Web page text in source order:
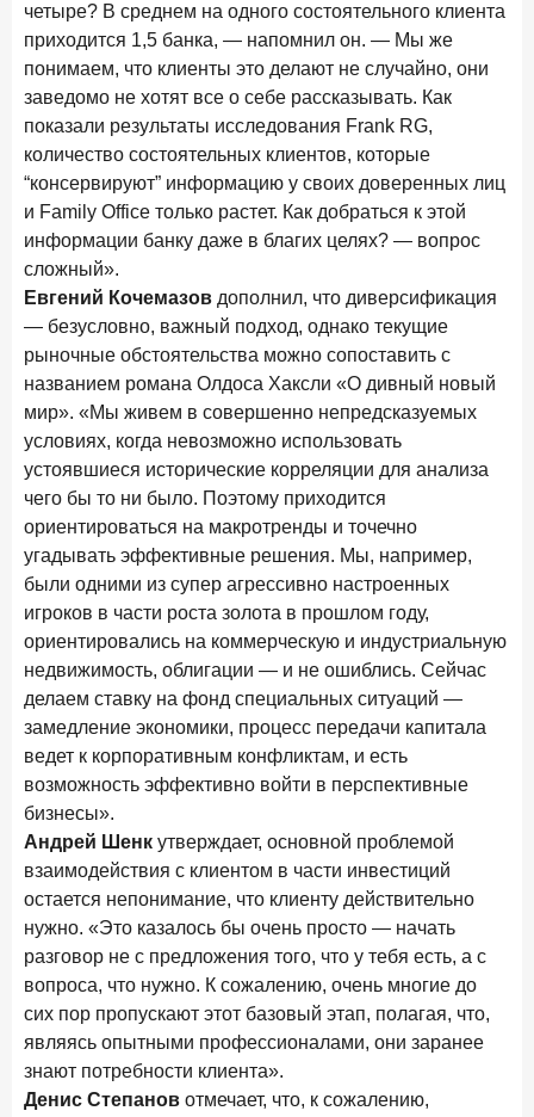
четыре? В среднем на одного состоятельного клиента
приходится 1,5 банка, — напомнил он. — Мы же
понимаем, что клиенты это делают не случайно, они
заведомо не хотят все о себе рассказывать. Как
показали результаты исследования Frank RG,
количество состоятельных клиентов, которые
“консервируют” информацию у своих доверенных лиц
и Family Office только растет. Как добраться к этой
информации банку даже в благих целях? — вопрос
сложный».
Евгений Кочемазов дополнил, что диверсификация
— безусловно, важный подход, однако текущие
рыночные обстоятельства можно сопоставить с
названием романа Олдоса Хаксли «О дивный новый
мир». «Мы живем в совершенно непредсказуемых
условиях, когда невозможно использовать
устоявшиеся исторические корреляции для анализа
чего бы то ни было. Поэтому приходится
ориентироваться на макротренды и точечно
угадывать эффективные решения. Мы, например,
были одними из супер агрессивно настроенных
игроков в части роста золота в прошлом году,
ориентировались на коммерческую и индустриальную
недвижимость, облигации — и не ошиблись. Сейчас
делаем ставку на фонд специальных ситуаций —
замедление экономики, процесс передачи капитала
ведет к корпоративным конфликтам, и есть
возможность эффективно войти в перспективные
бизнесы».
Андрей Шенк утверждает, основной проблемой
взаимодействия с клиентом в части инвестиций
остается непонимание, что клиенту действительно
нужно. «Это казалось бы очень просто — начать
разговор не с предложения того, что у тебя есть, а с
вопроса, что нужно. К сожалению, очень многие до
сих пор пропускают этот базовый этап, полагая, что,
являясь опытными профессионалами, они заранее
знают потребности клиента».
Денис Степанов отмечает, что, к сожалению,